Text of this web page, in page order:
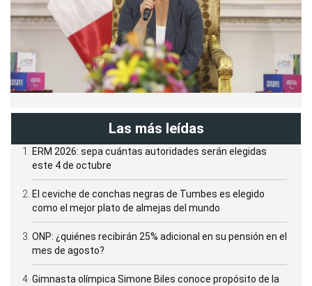
Las más leídas
ERM 2026: sepa cuántas autoridades serán elegidas
este 4 de octubre
El ceviche de conchas negras de Tumbes es elegido
como el mejor plato de almejas del mundo
ONP: ¿quiénes recibirán 25% adicional en su pensión en el
mes de agosto?
Gimnasta olímpica Simone Biles conoce propósito de la